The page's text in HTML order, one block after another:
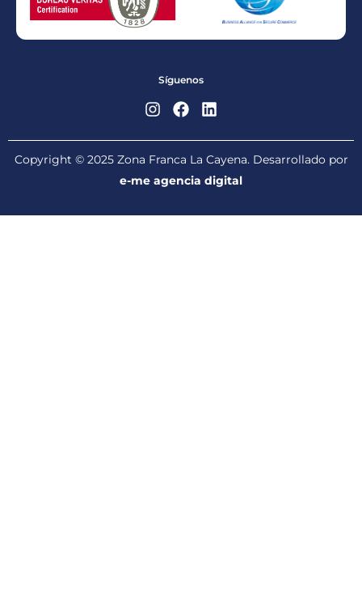
Síguenos
Copyright © 2025 Zona Franca La Cayena. Desarrollado por
e-me agencia digital